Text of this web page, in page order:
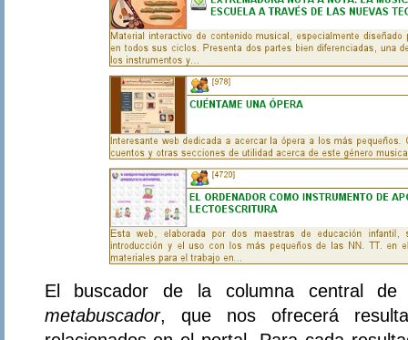
El buscador de la columna central
metabuscador, que nos ofrecerá